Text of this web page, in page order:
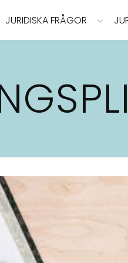
JURIDISKA FRÅGOR